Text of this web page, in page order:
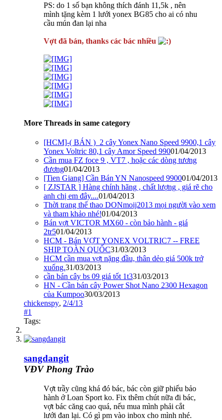
PS: do 1 số bạn không thích đánh 11,5k , nên
mình tặng kèm 1 lưới yonex BG85 cho ai có nhu
cầu mún đan lại nha
Vợt đã bán, thanks các bác nhiều
More Threads in same category
[HCM]-( BÁN )_2 cây Yonex Nano Speed 9900,1 cây
Yonex Voltric 80,1 cây Amor Speed 99001/04/2013
Cần mua FZ foce 9 , VT7 , hoặc các dòng tương
đương01/04/2013
[Tien Giang] Cần Bán YN Nanospeed 990001/04/2013
[ ZJSTAR ] Hàng chính hãng , chất lượng , giá rẽ cho
anh chị em đây....01/04/2013
Thời trang thể thao DONmoij2013 mọi người vào xem
và tham khảo nhé!01/04/2013
Bán vợt VICTOR MX60 - còn bảo hành - giá
2tr501/04/2013
HCM - Bán VỢT YONEX VOLTRIC7 -- FREE
SHIP TOÀN QUỐC31/03/2013
HCM cần mua vợt nặng đầu, thân dẻo giá 500k trở
xuống.31/03/2013
cần bán cây bs 09 giá tốt 1t331/03/2013
HN - Cần bán cây Power Shot Nano 2300 Hexagon
của Kumpoo30/03/2013
chickenspy, 2/4/13
#1
Tags:
sangdangit
VĐV Phong Trào
Vợt trầy cũng khá đó bác, bác còn giữ phiếu bảo
hành ở Loan Sport ko. Fix thêm chút nữa đi bác,
vợt bác căng cao quá, nếu mua mình phải cắt
lưới đan lại. Có gì pm vào inbox cho mình nhé.